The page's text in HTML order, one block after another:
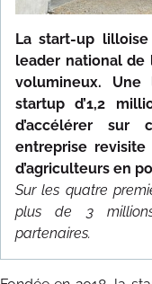
CONTACT
La start-up
leader national de
volumineux.
startup d’1,2
d’accélérer
entreprise
d’agriculteurs en
Sur les quatre
plus de 3
partenaires.